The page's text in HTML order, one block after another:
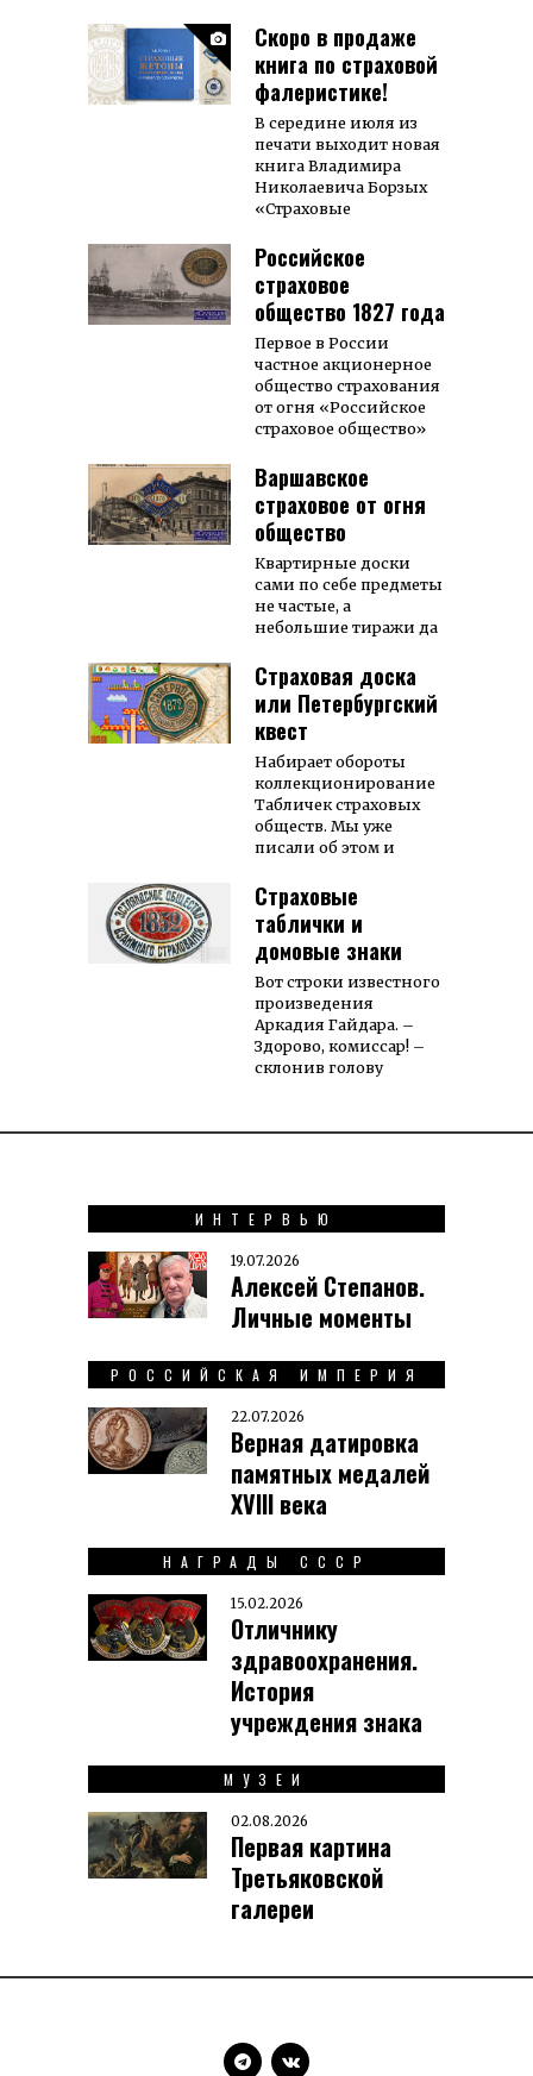
Скоро в продаже
книга по страховой
фалеристике!
В середине июля из
печати выходит новая
книга Владимира
Николаевича Борзых
«Cтраховые
Российское
страховое
общество 1827 года
Первое в России
частное акционерное
общество страхования
от огня «Российское
страховое общество»
Варшавское
страховое от огня
общество
Квартирные доски
сами по себе предметы
не частые, а
небольшие тиражи да
Страховая доска
или Петербургский
квест
Набирает обороты
коллекционирование
Табличек страховых
обществ. Мы уже
писали об этом и
Страховые
таблички и
домовые знаки
Вот строки известного
произведения
Аркадия Гайдара. –
Здорово, комиссар! –
склонив голову
ИНТЕРВЬЮ
19.07.2026
Алексей Степанов.
Личные моменты
РОССИЙСКАЯ ИМПЕРИЯ
22.07.2026
Верная датировка
памятных медалей
XVIII века
НАГРАДЫ СССР
15.02.2026
Отличнику
здравоохранения.
История
учреждения знака
МУЗЕИ
02.08.2026
Первая картина
Третьяковской
галереи